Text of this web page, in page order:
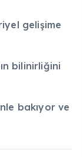
gelişime
bilinirliğini
bakıyor ve